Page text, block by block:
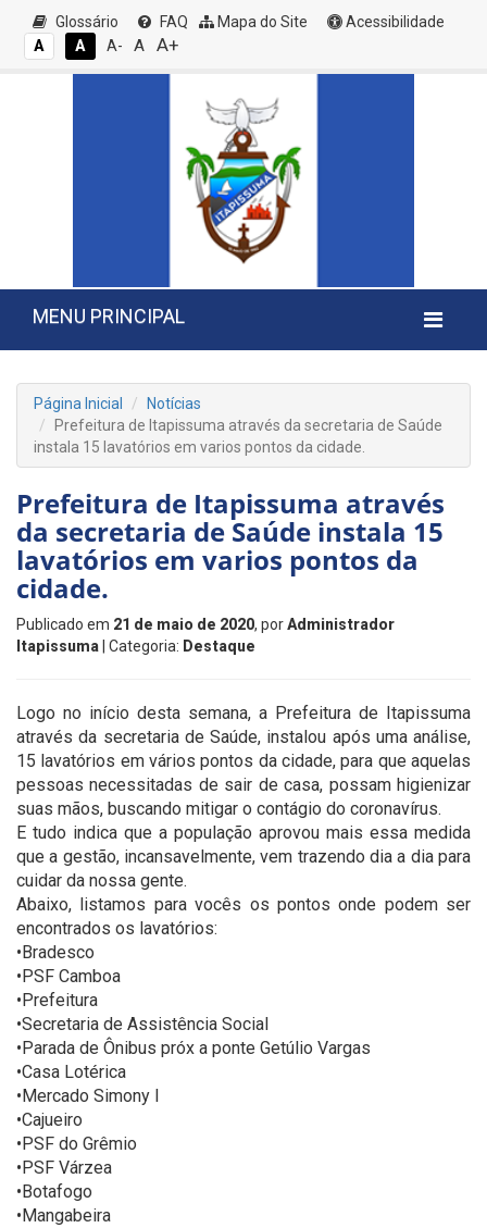
Glossário FAQ Mapa do Site
Acessibilidade
A
A A- A A+
MENU PRINCIPAL
Página Inicial
Notícias
Prefeitura de Itapissuma através da secretaria de Saúde
instala 15 lavatórios em varios pontos da cidade.
Prefeitura de Itapissuma através
da secretaria de Saúde instala 15
lavatórios em varios pontos da
cidade.
Publicado em 21 de maio de 2020, porAdministrador
Itapissuma | Categoria: Destaque
Logo no início desta semana, a Prefeitura de Itapissuma
através da secretaria de Saúde, instalou após uma análise,
15 lavatórios em vários pontos da cidade, para que aquelas
pessoas necessitadas de sair de casa, possam higienizar
suas mãos, buscando mitigar o contágio do coronavírus.
E tudo indica que a população aprovou mais essa medida
que a gestão, incansavelmente, vem trazendo dia a dia para
cuidar da nossa gente.
Abaixo, listamos para vocês os pontos onde podem ser
encontrados os lavatórios:
•Bradesco
•PSF Camboa
•Prefeitura
•Secretaria de Assistência Social
•Parada de Ônibus próx a ponte Getúlio Vargas
•Casa Lotérica
•Mercado Simony I
•Cajueiro
•PSF do Grêmio
•PSF Várzea
•Botafogo
•Mangabeira